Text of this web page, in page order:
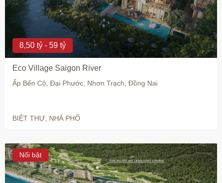
8,50 tỷ - 59 tỷ
Eco Village Saigon River
Ấp Bến Cộ, Đại Phước, Nhơn Trạch, Đồng Nai
BIỆT THỰ, NHÀ PHỐ
Nổi bật